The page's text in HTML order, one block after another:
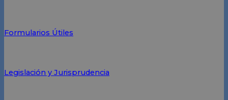
Formularios Útiles
Legislación y Jurisprudencia